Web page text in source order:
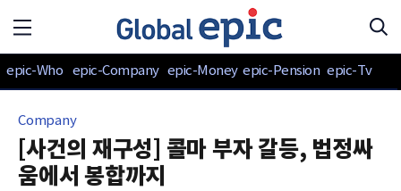
epic-Who epic-Company epic-Money epic-Pension epic-Tv
Company
[사건의 재구성] 콜마 부자 갈등, 법정싸
움에서 봉합까지